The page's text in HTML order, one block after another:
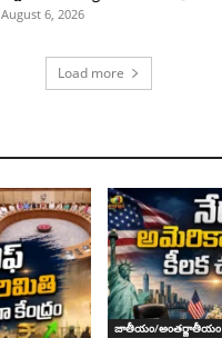
August 6, 2026
Load more
జాతీయం/అంతర్జాతీయం